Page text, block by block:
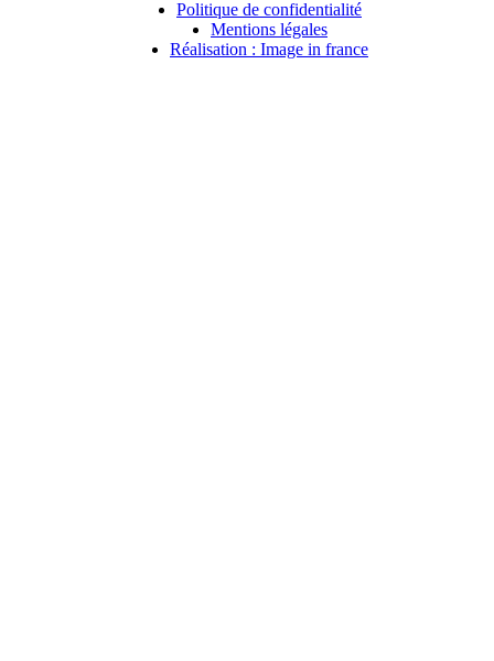
Politique de confidentialité
Mentions légales
Réalisation : Image in france